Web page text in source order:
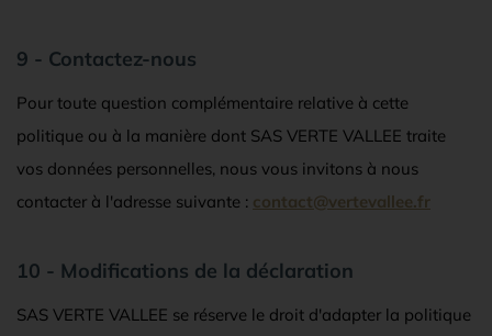
9 - Contactez-nous
Pour toute question complémentaire relative à cette
politique ou à la manière dont SAS VERTE VALLEE traite
vos données personnelles, nous vous invitons à nous
contacter à l'adresse suivante : contact@vertevallee.fr
10 - Modifications de la déclaration
SAS VERTE VALLEE se réserve le droit d'adapter la politique